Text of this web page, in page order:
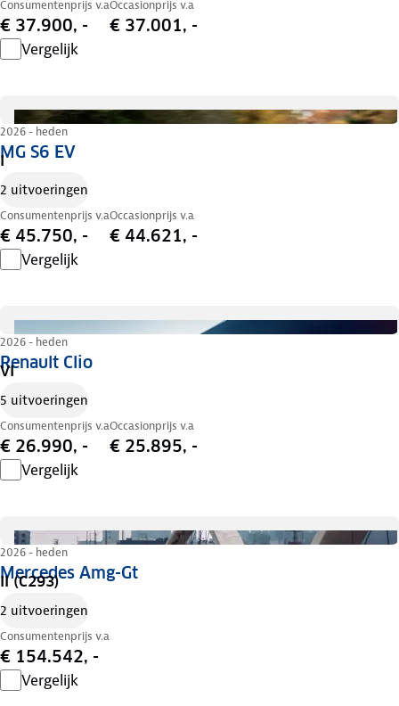
Consumentenprijs v.a
€ 37.900, -
Occasionprijs v.a
€ 37.001, -
Vergelijk
MG S6 EV
2026 - heden
I
2 uitvoeringen
Consumentenprijs v.a
€ 45.750, -
Occasionprijs v.a
€ 44.621, -
Vergelijk
Renault Clio
2026 - heden
VI
5 uitvoeringen
Consumentenprijs v.a
€ 26.990, -
Occasionprijs v.a
€ 25.895, -
Vergelijk
Mercedes Amg-Gt
2026 - heden
II (C293)
2 uitvoeringen
Consumentenprijs v.a
€ 154.542, -
Vergelijk